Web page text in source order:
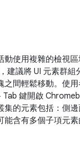
動使用複雜的檢視
建議將 UI 元素群組
之間輕鬆移動。使
Tab 鍵開啟
集的元素包括：側
含有多個子項元素